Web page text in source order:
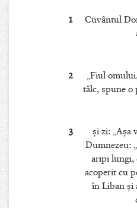
1
Cuvântul
2
„Fiul
tâlc, spune o
3
şi zi: „Aşa
Dumnezeu:
aripi lungi,
acoperit cu
în Liban şi